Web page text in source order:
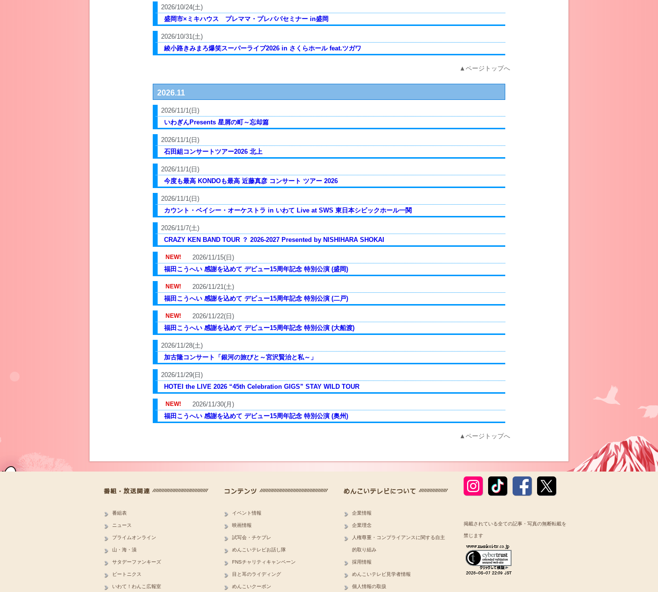
2026/10/24(土)
盛岡市×ミキハウス プレママ・プレパパセミナー in盛岡
2026/10/31(土)
綾小路きみまろ爆笑スーパーライブ2026 in さくらホール feat.ツガワ
▲ページトップへ
2026.11
2026/11/1(日)
いわぎんPresents 星屑の町～忘却篇
2026/11/1(日)
石田組コンサートツアー2026 北上
2026/11/1(日)
今度も最高 KONDOも最高 近藤真彦 コンサート ツアー 2026
2026/11/1(日)
カウント・ベイシー・オーケストラ in いわて Live at SWS 東日本シビックホール一関
2026/11/7(土)
CRAZY KEN BAND TOUR ？ 2026-2027 Presented by NISHIHARA SHOKAI
2026/11/15(日)
福田こうへい 感謝を込めて デビュー15周年記念 特別公演 (盛岡)
2026/11/21(土)
福田こうへい 感謝を込めて デビュー15周年記念 特別公演 (二戸)
2026/11/22(日)
福田こうへい 感謝を込めて デビュー15周年記念 特別公演 (大船渡)
2026/11/28(土)
加古隆コンサート「銀河の旅びと～宮沢賢治と私～」
2026/11/29(日)
HOTEI the LIVE 2026 “45th Celebration GIGS” STAY WILD TOUR
2026/11/30(月)
福田こうへい 感謝を込めて デビュー15周年記念 特別公演 (奥州)
▲ページトップへ
番組表
ニュース
プライムオンライン
山・海・漬
サタデーファンキーズ
ビートニクス
いわて！わんこ広報室
イベント情報
映画情報
試写会・チケプレ
めんこいテレビお話し隊
FNSチャリティキャンペーン
目と耳のライディング
めんこいクーポン
企業情報
企業理念
人権尊重・コンプライアンスに関する自主
的取り組み
採用情報
めんこいテレビ見学者情報
個人情報の取扱
掲載されている全ての記事・写真の無断転載を
禁じます